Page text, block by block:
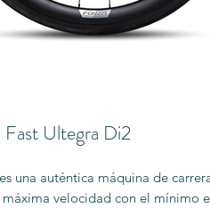
Ultegra Di2
una auténtica máquina de
máxima velocidad con el mínimo